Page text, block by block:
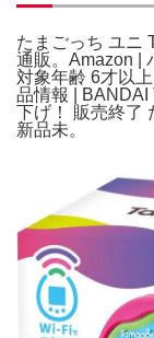
たまごっち ユニ
通販。Amazon |
対象年齢 6才以
品情報 | BANDAI
下げ！ 販売終了
新品未。